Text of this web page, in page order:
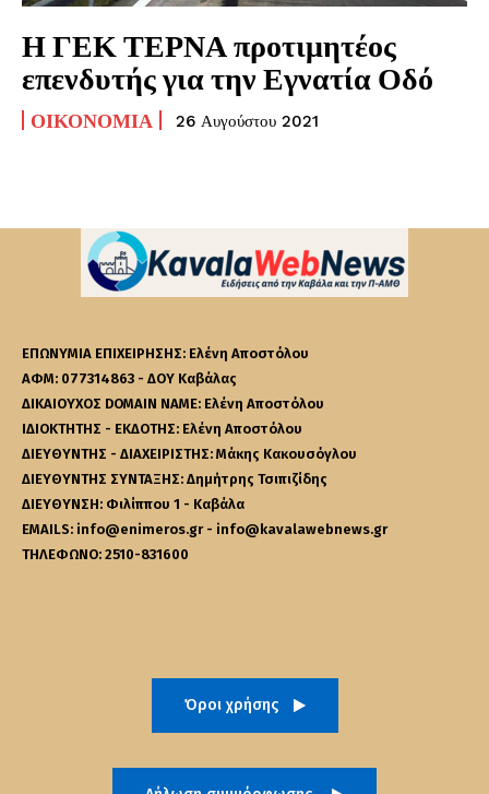
Η ΓΕΚ ΤΕΡΝΑ προτιμητέος
επενδυτής για την Εγνατία Οδό
ΟΙΚΟΝΟΜΊΑ 26 Αυγούστου 2021
ΕΠΩΝΥΜΙΑ ΕΠΙΧΕΙΡΗΣΗΣ: Ελένη Αποστόλου
ΑΦΜ: 077314863 - ΔΟΥ Καβάλας
ΔΙΚΑΙΟΥΧΟΣ DOMAIN NAME: Ελένη Αποστόλου
ΙΔΙΟΚΤΗΤΗΣ - ΕΚΔΟΤΗΣ: Ελένη Αποστόλου
ΔΙΕΥΘΥΝΤΗΣ - ΔΙΑΧΕΙΡΙΣΤΗΣ: Μάκης Κακουσόγλου
ΔΙΕΥΘΥΝΤΗΣ ΣΥΝΤΑΞΗΣ: Δημήτρης Τσιπιζίδης
ΔΙΕΥΘΥΝΣΗ: Φιλίππου 1 - Καβάλα
EMAILS: info@enimeros.gr - info@kavalawebnews.gr
ΤΗΛΕΦΩΝΟ: 2510-831600
Όροι χρήσης